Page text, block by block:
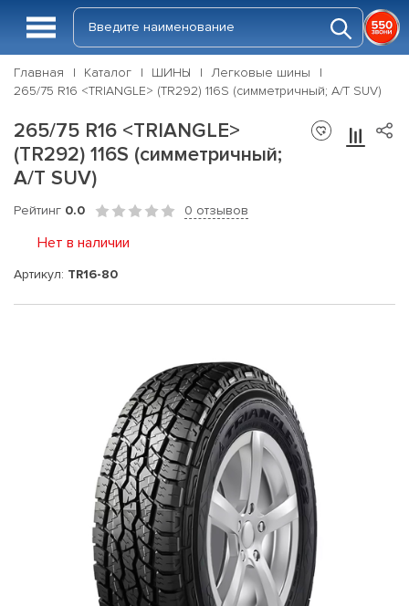
Главная Каталог ШИНЫ
Легковые шины
265/75 R16 <TRIANGLE> (TR292) 116S (симметричный; A/T SUV)
265/75 R16 <TRIANGLE>
(TR292) 116S (симметричный;
A/T SUV)
Рейтинг 0.0 0 отзывов
Нет в наличии
Артикул: TR16-80